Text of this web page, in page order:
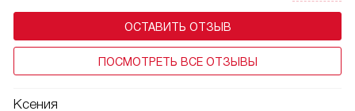
ОСТАВИТЬ ОТЗЫВ
ПОСМОТРЕТЬ ВСЕ ОТЗЫВЫ
Ксения